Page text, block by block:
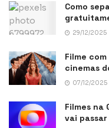
Como
29/12/2025
Filme
cinemas
07/12/2025
Filmes na
vai passar